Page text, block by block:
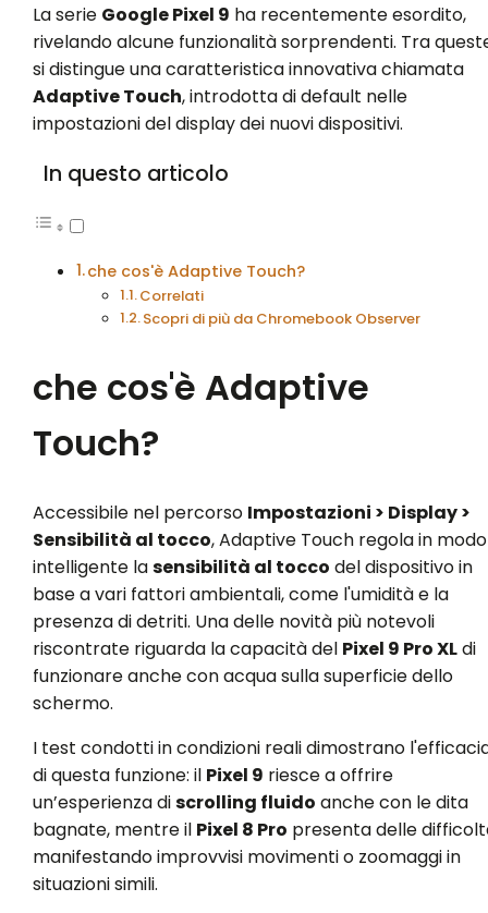
La serie Google Pixel 9 ha recentemente esordito,
rivelando alcune funzionalità sorprendenti. Tra
si distingue una caratteristica innovativa chiamata
Adaptive Touch, introdotta di default nelle
impostazioni del display dei nuovi dispositivi.
In questo articolo
che cos'è Adaptive Touch?
Correlati
Scopri di più da Chromebook Observer
che cos'è Adaptive
Touch?
Accessibile nel percorso Impostazioni > Display >
Sensibilità al tocco, Adaptive Touch regola in modo
intelligente lasensibilità al tocco del dispositivo in
base a vari fattori ambientali, come l'umidità e la
presenza di detriti. Una delle novità più notevoli
riscontrate riguarda la capacità del Pixel 9 Pro XLdi
funzionare anche con acqua sulla superficie dello
schermo.
I test condotti in condizioni reali dimostrano
di questa funzione: il Pixel 9 riesce a offrire
un’esperienza discrolling fluido anche con le dita
bagnate, mentre il Pixel 8 Pro presenta delle
manifestando improvvisi movimenti o zoomaggi in
situazioni simili.